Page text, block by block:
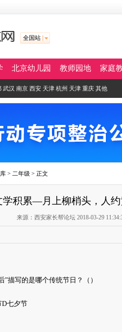
全国站
北京幼儿园 教师园地 家庭
武汉 南京 西安 天津 杭州 天津 重庆 其他
> 二年级 > 正文
学积累—月上柳梢头，人
来源：西安家长帮论坛 2018-03-29
写的是哪个传统节日？（）
七夕节